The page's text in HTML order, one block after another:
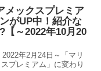
メックスプレミア
がUP中！紹介な
【～2022年10月20
年2月24日～「マリ
プレミアム」に変わり